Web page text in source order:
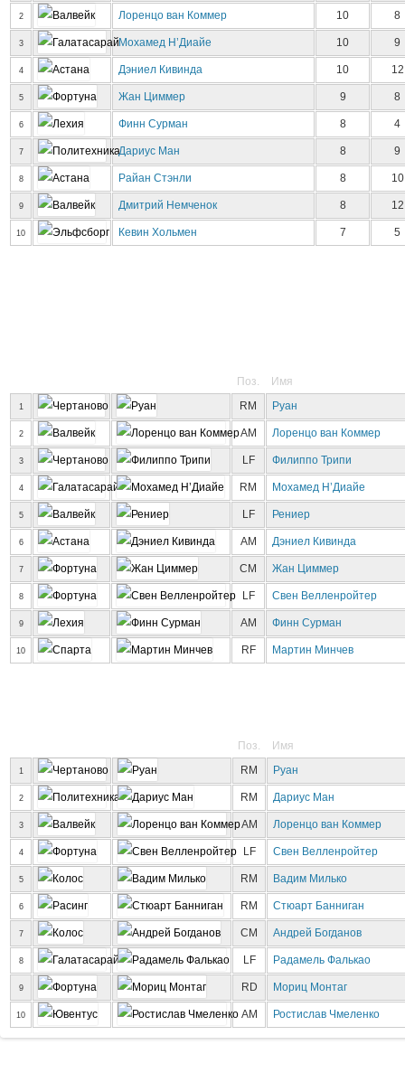
2 Лоренцо ван Коммер 10 8
3 Мохамед Н’Диайе 10 9
4 Дэниел Кивинда 10 12
5 Жан Циммер 9 8
6 Финн Сурман 8 4
7 Дариус Ман 8 9
8 Райан Стэнли 8 10
9 Дмитрий Немченок 8 12
10 Кевин Хольмен 7 5
Поз. Имя
1 RM Руан
2 AM Лоренцо ван Коммер
3 LF Филиппо Трипи
4 RM Мохамед Н’Диайе
5 LF Рениер
6 AM Дэниел Кивинда
7 CM Жан Циммер
8 LF Свен Велленройтер
9 AM Финн Сурман
10 RF Мартин Минчев
Поз. Имя
1 RM Руан
2 RM Дариус Ман
3 AM Лоренцо ван Коммер
4 LF Свен Велленройтер
5 RM Вадим Милько
6 RM Стюарт Банниган
7 CM Андрей Богданов
8 LF Радамель Фалькао
9 RD Мориц Монтаг
10 AM Ростислав Чмеленко